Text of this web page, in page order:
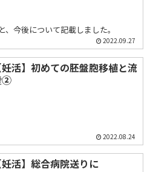
今後について記載しました。
2022.09.27
妊活】初めての胚盤胞移植と流
②
2022.08.24
妊活】総合病院送りに